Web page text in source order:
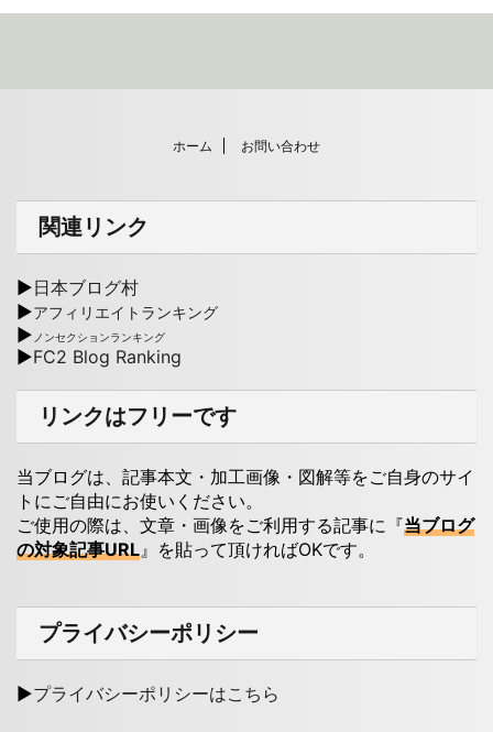
ホーム お問い合わせ
関連リンク
▶日本ブログ村
▶アフィリエイトランキング
▶ ノンセクションランキング
▶FC2 Blog Ranking
リンクはフリーです
当ブログは、記事本文・加工画像・図解等をご自身のサイ
トにご自由にお使いください。
ご使用の際は、文章・画像をご利用する記事に『当ブログ
の対象記事URL』を貼って頂ければOKです。
プライバシーポリシー
▶プライバシーポリシーはこちら